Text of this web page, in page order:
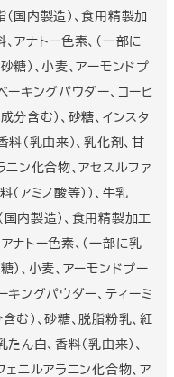
(国内製造)、食用精製加
アナトー色素、(一部に
糖)、小麦、アーモンドプ
ーキングパウダー、コーヒ
分含む）、砂糖、インスタ
（乳由来）、乳化剤、甘
ニン化合物、アセスルファ
アミノ酸等））、牛乳
内製造)、食用精製加工
ナトー色素、(一部に乳
)、小麦、アーモンドプー
キングパウダー、ティーミ
む）、砂糖、脱脂粉乳、紅
ん白、香料（乳由来）、
ェニルアラニン化合物、ア